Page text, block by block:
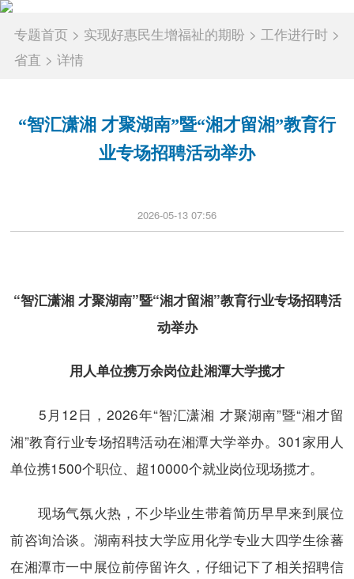
专题首页 > 实现好惠民生增福祉的期盼 > 工作进行时 >
省直 > 详情
“智汇潇湘 才聚湖南”暨“湘才留湘”教育行
业专场招聘活动举办
2026-05-13 07:56
“智汇潇湘 才聚湖南”暨“湘才留湘”教育行业专场招聘活
动举办
用人单位携万余岗位赴湘潭大学揽才
5月12日，2026年“智汇潇湘 才聚湖南”暨“湘才留
湘”教育行业专场招聘活动在湘潭大学举办。301家用人
单位携1500个职位、超10000个就业岗位现场揽才。
现场气氛火热，不少毕业生带着简历早早来到展位
前咨询洽谈。湖南科技大学应用化学专业大四学生徐蕃
在湘潭市一中展位前停留许久，仔细记下了相关招聘信